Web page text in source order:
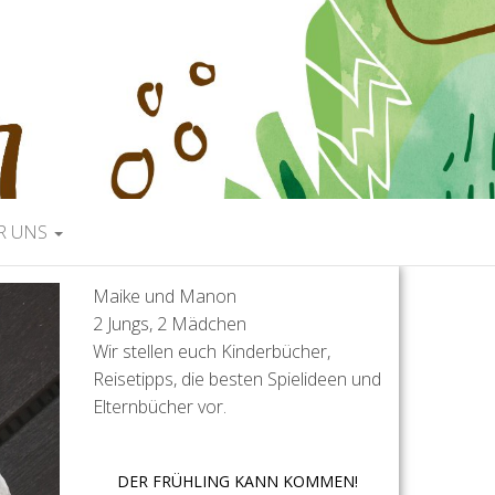
UNS
Maike und Manon
2 Jungs, 2 Mädchen
Wir stellen euch Kinderbücher,
Reisetipps, die besten Spielideen und
Elternbücher vor.
DER FRÜHLING KANN KOMMEN!